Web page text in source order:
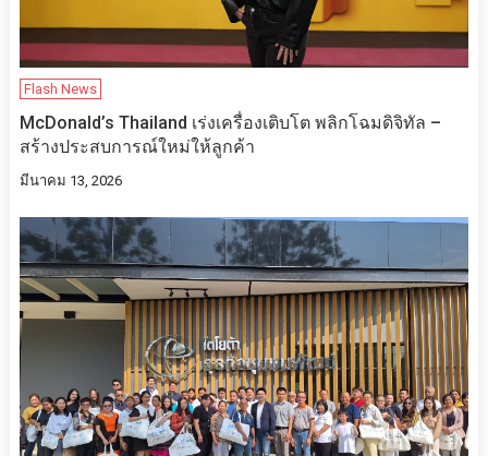
Flash News
McDonald’s Thailand เร่งเครื่องเติบโต พลิกโฉมดิจิทัล –
สร้างประสบการณ์ใหม่ให้ลูกค้า
มีนาคม 13, 2026